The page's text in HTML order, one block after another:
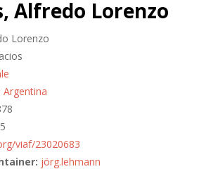
Alfredo Lorenzo
Lorenzo
Argentina
viaf/23020683
jörg.lehmann